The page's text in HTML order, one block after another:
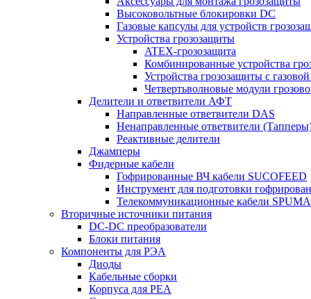
Высоковольтные блокировки DC
Газовые капсулы для устройств
Устройства грозозащиты
ATEX-грозозащита
Комбинированные устройства
Устройства грозозащиты с
Четвертьволновые модули
Делители и ответвители АФТ
Направленные ответвители DAS
Ненаправленные ответвители
Реактивные делители
Джамперы
Фидерные кабели
Гофрированные ВЧ кабели SUCOFEED
Инструмент для подготовки
Телекоммуникационные кабели SPUMA
Вторичные источники питания
DC-DC преобразователи
Блоки питания
Компоненты для РЭА
Диоды
Кабельные сборки
Корпуса для РЕА